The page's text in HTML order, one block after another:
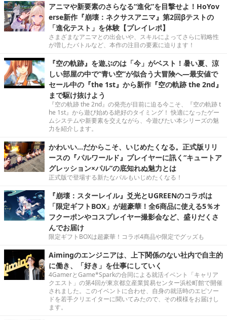
アニマや新要素のさらなる“進化”を目撃せよ！HoYov
erse新作『崩壊：ネクサスアニマ』第2回βテストの
「進化テスト」を体験【プレイレポ】
さまざまなアニマとの出会いや、スキルによってさらに戦略性
が増したバトルなど、本作の注目の要素に迫ります！
『空の軌跡』を遊ぶのは「今」がベスト！暑い夏、涼
しい部屋の中で“青い空”が似合う大冒険へ―最安値で
セール中の『the 1st』から新作『空の軌跡 the 2nd』
まで駆け抜けよう
『空の軌跡 the 2nd』の発売が目前に迫る今こそ、『空の軌跡 t
he 1st』から遊び始める絶好のタイミング！ 快適になったゲー
ムシステムや新要素を交えながら、今遊びたい本シリーズの魅
力を紹介します。
かわいい…だからこそ、いじめたくなる。正式版リリ
ースの『パルワールド』プレイヤーに訊く“キュートア
グレッション×パル”の底知れぬ魅力とは
正式版で登場する新たなパルもいじめたくなる！
『崩壊：スターレイル』爻光とUGREENのコラボは
「限定ギフトBOX」が超豪華！全6商品に使える5％オ
フクーポンやコスプレイヤー撮影会など、盛りだくさ
んでお届け
限定ギフトBOXは超豪華！コラボ4商品や限定でグッズも
Aimingのエンジニアは、上下関係のない社内で自主的
に働き、「好き」を仕事にしていく
4GamerとGame*Sparkの合同による就活イベント「キャリア
クエスト」の第4回が東京都立産業貿易センター浜松町館で開催
されました。このイベントに合わせ、自身の就活時のエピソー
ドを若手クリエイターに聞いてみたので、その模様をお届けし
ます。